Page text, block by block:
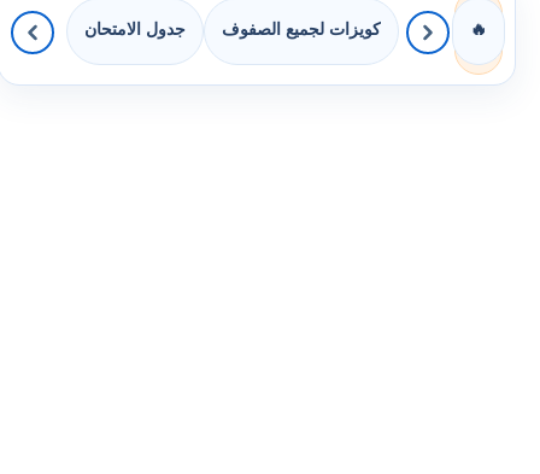
🔥 كويزات لجميع الصفوف جدول الامتحان